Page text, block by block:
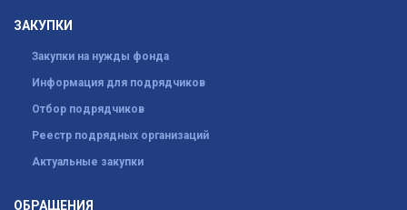
ЗАКУПКИ
Закупки на нужды фонда
Информация для подрядчиков
Отбор подрядчиков
Реестр подрядных организаций
Актуальные закупки
ОБРАЩЕНИЯ